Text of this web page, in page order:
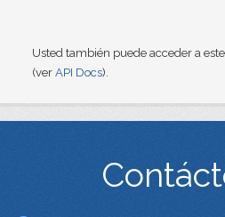
Usted también puede acceder a
(ver API Docs).